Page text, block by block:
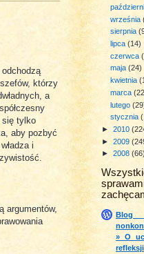
września
sierpnia
lipca(14)
czerwca
maja(24)
kwietnia
marca
lutego
stycznia
► 2010
► 2009
► 2008 (66)
» O
refleksji
którzy
a
się tylko
aby pozbyć
i
argumentów,